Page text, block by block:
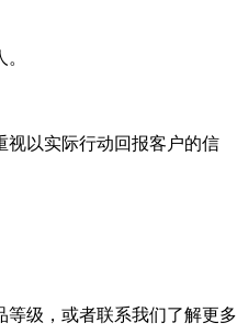
视以实际行动回报客户的信
等级，或者联系我们了解更多